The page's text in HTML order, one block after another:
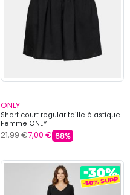
ONLY
Short court regular taille élastique
Femme ONLY
21,99 €7,00 € 68%